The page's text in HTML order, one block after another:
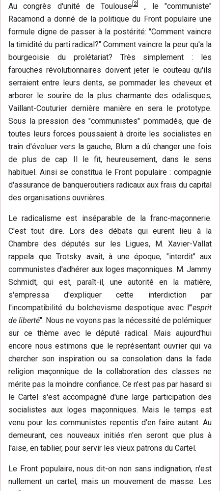
Au congrès d'unité de Toulouse [2
, le "communiste"
Racamond a donné de la politique du Front populaire une
formule digne de passer à la postérité: "Comment vaincre
la timidité du parti radical?" Comment vaincre la peur qu'a la
bourgeoisie du prolétariat? Très simplement : les
farouches révolutionnaires doivent jeter le couteau qu'ils
serraient entre leurs dents, se pommader les cheveux et
arborer le sourire de la plus charmante des odalisques;
Vaillant-Couturier dernière manière en sera le prototype.
Sous la pression des "communistes" pommadés, que de
toutes leurs forces poussaient à droite les socialistes en
train d'évoluer vers la gauche, Blum a dû changer une fois
de plus de cap. Il le fit, heureusement, dans le sens
habituel. Ainsi se constitua le Front populaire : compagnie
d'assurance de banqueroutiers radicaux aux frais du capital
des organisations ouvrières.
Le radicalisme est inséparable de la franc-maçonnerie.
C'est tout dire. Lors des débats qui eurent lieu à la
Chambre des députés sur les Ligues, M. Xavier-Vallat
rappela que Trotsky avait, à une époque, "interdit" aux
communistes d'adhérer aux loges maçonniques. M. Jammy
Schmidt, qui est, paraît-il, une autorité en la matière,
s'empressa d'expliquer cette interdiction par
l'incompatibilité du bolchevisme despotique avec l'"esprit
de liberté". Nous ne voyons pas la nécessité de polémiquer
sur ce thème avec le député radical. Mais aujourd'hui
encore nous estimons que le représentant ouvrier qui va
chercher son inspiration ou sa consolation dans la fade
religion maçonnique de la collaboration des classes ne
mérite pas la moindre confiance. Ce n'est pas par hasard si
le Cartel s'est accompagné d'une large participation des
socialistes aux loges maçonniques. Mais le temps est
venu pour les communistes repentis d'en faire autant. Au
demeurant, ces nouveaux initiés n'en seront que plus à
l'aise, en tablier, pour servir les vieux patrons du Cartel.
Le Front populaire, nous dit-on non sans indignation, n'est
nullement un cartel, mais un mouvement de masse. Les